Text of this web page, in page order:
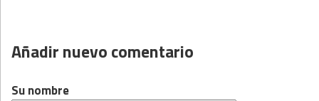
Añadir nuevo comentario
Su nombre